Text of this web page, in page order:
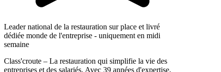
Leader national de la restauration sur place et livré
dédiée monde de l'entreprise - uniquement en midi
semaine
Class'croute – La restauration qui simplifie la vie des
entreprises et des salariés. Avec 39 années d'expertise,